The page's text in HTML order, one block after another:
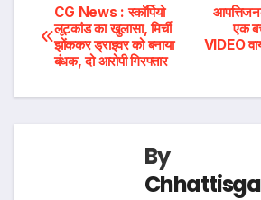
Post
navigation
एक
VIDEO
CG News : स्कॉर्पियो
लूटकांड का खुलासा, मिर्ची
झोंककर ड्राइवर को बनाया
बंधक, दो आरोपी गिरफ्तार
By